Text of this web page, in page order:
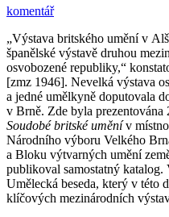
komentář
„Výstava britského umění v
španělské výstavě druhou
osvobozené republiky,“
[zmz 1946]. Nevelká výstava
a jedné umělkyně doputovala
v Brně. Zde byla
Soudobé britské uměnív
Národního výboru Velkého
a Bloku výtvarných umění
publikoval samostatný
Umělecká beseda, který v této
klíčových mezinárodních